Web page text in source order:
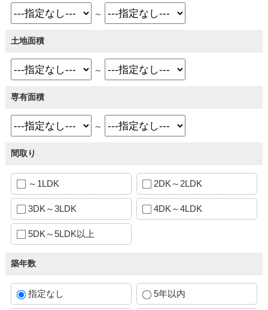
～
土地面積
～
専有面積
～
間取り
～1LDK 2DK～2LDK
3DK～3LDK 4DK～4LDK
5DK～5LDK以上
築年数
指定なし 5年以内